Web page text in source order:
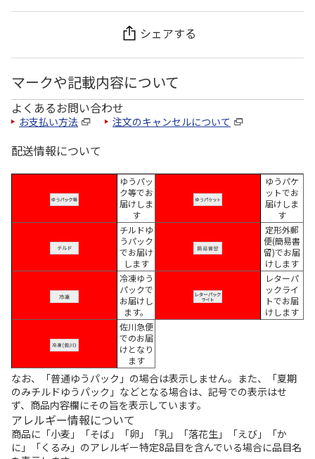
シェアする
マークや記載内容について
よくあるお問い合わせ
お支払い方法 注文のキャンセルについて
配送情報について
ゆうパッ
ク等でお
届けしま
す
ゆうパケ
ットでお
届けしま
す
チルドゆ
うパック
でお届け
します
定形外郵
便(簡易書
留)でお届
けします
冷凍ゆう
パックで
お届けし
ます。
レターパ
ックライ
トでお届
けします
佐川急便
でのお届
けとなり
ます
なお、「普通ゆうパック」の場合は表示しません。また、「夏期
のみチルドゆうパック」などとなる場合は、記号での表示はせ
ず、商品内容欄にその旨を表示しています。
アレルギー情報について
商品に「小麦」「そば」「卵」「乳」「落花生」「えび」「か
に」「くるみ」のアレルギー特定8品目を含んでいる場合に品目名